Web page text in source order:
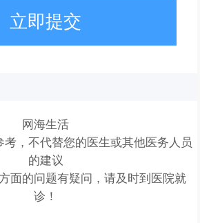
立即提交
网海生活
，不代替您的医生或其他医务人员
的建议
面的问题有疑问，请及时到医院就
诊！